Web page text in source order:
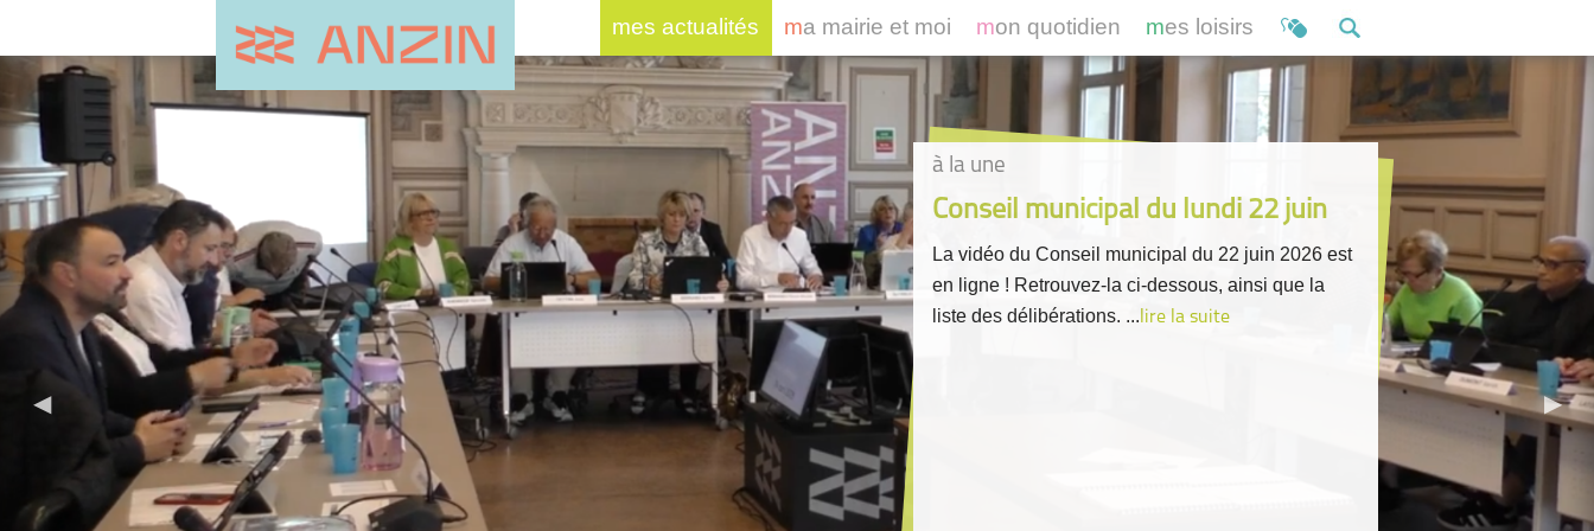
mes actualités ma mairie et moi mon quotidien mes loisirs
à la une
Conseil municipal du lundi 22 juin
La vidéo du Conseil municipal du 22 juin 2026 est
en ligne ! Retrouvez-la ci-dessous, ainsi que la
liste des délibérations. ... lire la suite